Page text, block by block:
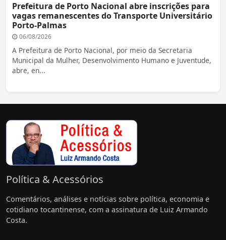
Prefeitura de Porto Nacional abre inscrições para
vagas remanescentes do Transporte Universitário
Porto-Palmas
06/08/2026
A Prefeitura de Porto Nacional, por meio da Secretaria
Municipal da Mulher, Desenvolvimento Humano e Juventude,
abre, en...
Política & Acessórios
Comentários, análises e notícias sobre política, economia e
cotidiano tocantinense, com a assinatura de Luiz Armando
Costa.